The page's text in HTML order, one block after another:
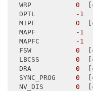
  WRP
0
  DPTL
-1
  MIPF
0
  MAPF
-1
  MAPFC
-1
  FSW
0
  LBCSS
0
  DRA
0
  SYNC_PROG
0
  NV_DIS
0